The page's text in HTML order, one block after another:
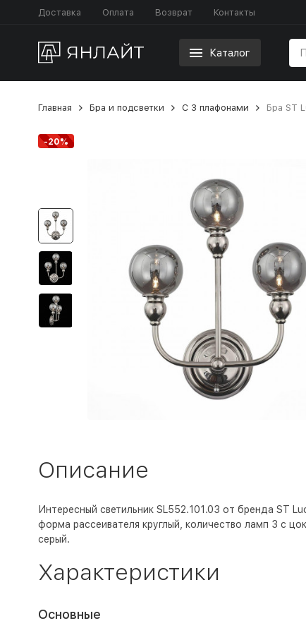
Доставка Оплата Возврат Контакты
Каталог
Главная Бра и подсветки С 3 плафонами Бра ST
-20%
Описание
Интересный светильник SL552.101.03 от бренда ST
форма рассеивателя круглый, количество ламп 3 с
серый.
Характеристики
Основные